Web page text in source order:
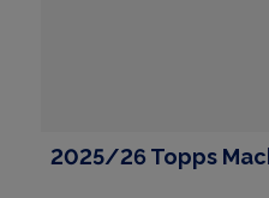
2025/26 Topps